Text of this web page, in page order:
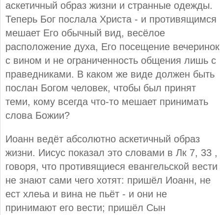
аскетичный образ жизни и странные одежды.
Теперь Бог послала Христа - и противящимся
мешает Его обычный вид, весёлое
расположение духа, Его посещение вечеринок
с вином и не ограниченность общения лишь с
праведниками. В каком же виде должен быть
послан Богом человек, чтобы был принят
теми, кому всегда что-то мешает принимать
слова Божии?
Иоанн ведёт абсолютно аскетичный образ
жизни. Иисус показал это словами в Лк 7, 33 ,
говоря, что противящиеся евангельской вести
не знают сами чего хотят: пришёл Иоанн, не
ест хлеьа и вина не пьёт - и они не
принимают его вести; пришёл Сын